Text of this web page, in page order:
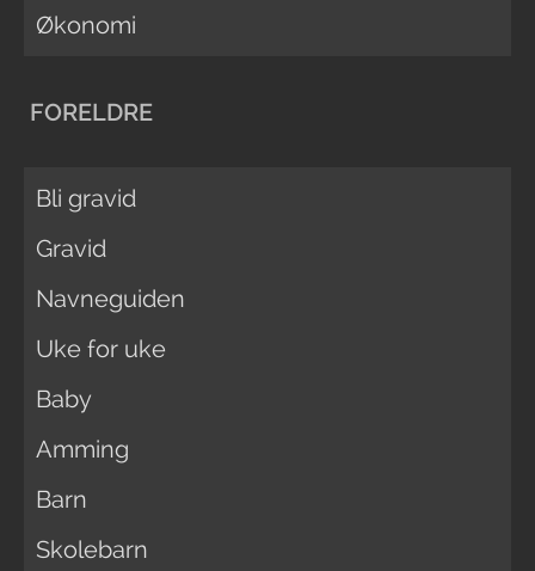
Økonomi
FORELDRE
Bli gravid
Gravid
Navneguiden
Uke for uke
Baby
Amming
Barn
Skolebarn